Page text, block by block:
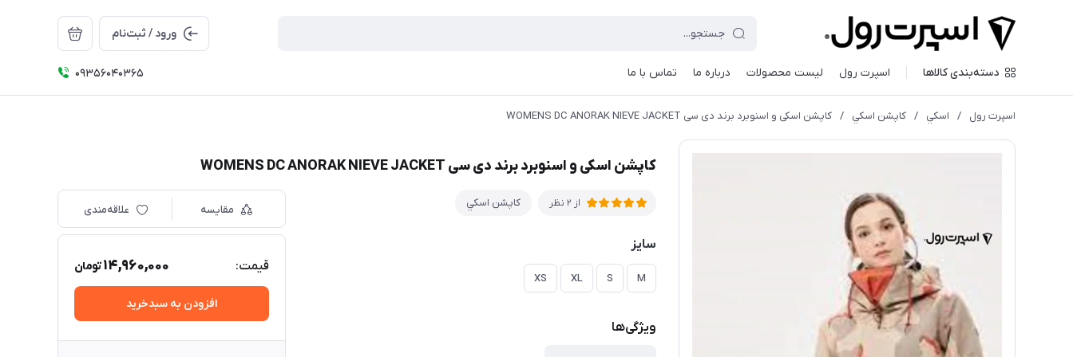
ورود / ثبت‌نام
دسته‌بندی کالاها اسپرت رول لیست محصولات درباره ما تماس با ما 09356040365
اسپرت رول / اسكي / كاپشن اسكي / کاپشن اسکی و اسنوبرد برند دی سی WOMENS DC ANORAK NIEVE JACKET
کاپشن اسکی و اسنوبرد برند دی سی WOMENS DC ANORAK NIEVE JACKET
از 2 نظر كاپشن اسكي
سایز
M
S
XL
XS
ویژگی‌ها
مقایسه علاقه‌مندی
قیمت: 14,960,000تومان
افزودن به سبدخرید